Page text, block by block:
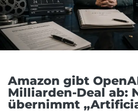
Amazon gibt
Milliarden-Deal ab:
übernimmt